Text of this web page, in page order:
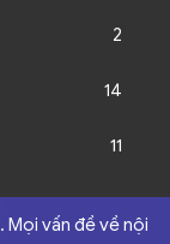
2
14
11
Mọi vấn đề về nội